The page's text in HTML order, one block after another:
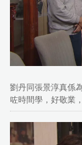
劉丹同張景淳真係
咗時間學，好敬業